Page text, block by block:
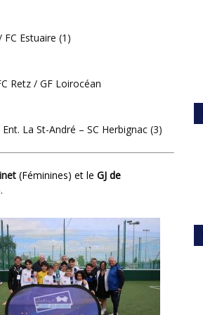
FC Estuaire (1)
Retz / GF Loirocéan
La St-André – SC Herbignac (3)
(Féminines) et le GJ de